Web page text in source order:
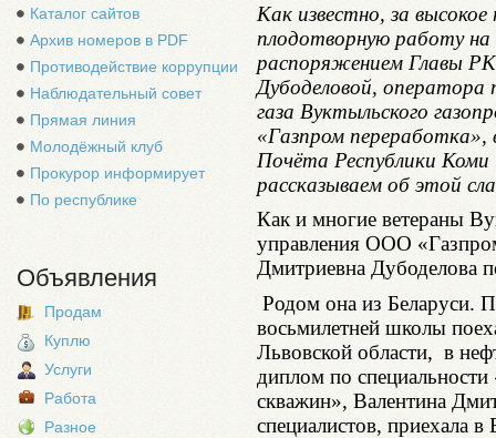
Каталог сайтов
Архив номеров в PDF
Противодействие коррупции
Наблюдательный совет
Прямая линия
Молодёжный клуб
Прокурор информирует
По республике
Объявления
Продам
Куплю
Услуги
Работа
Разное
Как известно, за
плодотворную работу на
распоряжением Главы
Дубоделовой, оператора
газа Вуктыльского
«Газпром переработка»,
Почёта Республики
рассказываем об этой
Как и многие ветераны
управления ООО
Дмитриевна Дубоделова
Родом она из Беларуси.
восьмилетней школы
Львовской области, в
диплом по
скважин», Валентина
специалистов, приехала